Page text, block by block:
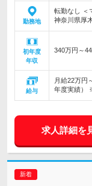
勤務地
転勤なし ＜
神奈川県厚
初年度
年収
340万円～
給与
月給22万円
年度実績）
求人詳細を